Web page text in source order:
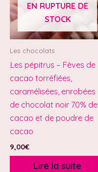
EN RUPTURE DE
STOCK
Les chocolats
Les pépitrus – Fèves de
cacao torréfiées,
caramélisées, enrobées
de chocolat noir 70% de
cacao et de poudre de
cacao
9,00€
Lire la suite